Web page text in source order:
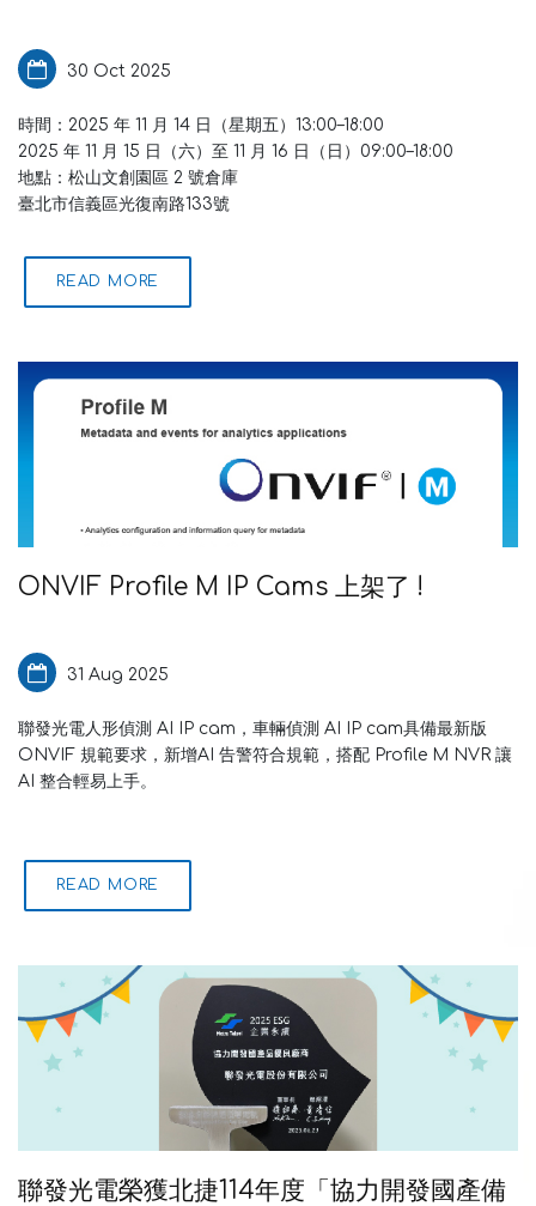
30 Oct 2025
時間：2025 年 11 月 14 日（星期五）13:00–18:00
2025 年 11 月 15 日（六）至 11 月 16 日（日）09:00–18:00
地點：松山文創園區 2 號倉庫
臺北市信義區光復南路133號
READ MORE
ONVIF Profile M IP Cams 上架了 !
31 Aug 2025
聯發光電人形偵測 AI IP cam，車輛偵測 AI IP cam具備最新版
ONVIF 規範要求，新增AI 告警符合規範，搭配 Profile M NVR 讓
AI 整合輕易上手。
READ MORE
聯發光電榮獲北捷114年度「協力開發國產備